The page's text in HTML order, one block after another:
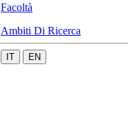
Facoltà
Ambiti Di Ricerca
IT EN